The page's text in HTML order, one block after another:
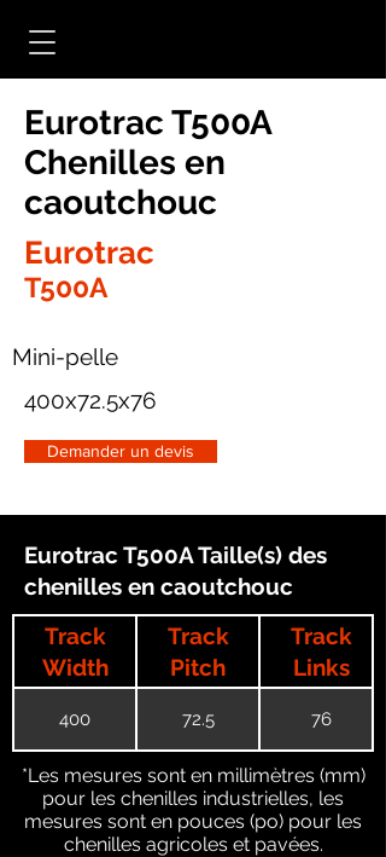
Eurotrac T500A
Chenilles en
caoutchouc
Eurotrac
T500A
Mini-pelle
400x72.5x76
Demander un devis
Eurotrac T500A Taille(s) des
chenilles en caoutchouc
Track
Width
Track
Pitch
Track
Links
400 72.5 76
*Les mesures sont en millimètres (mm)
pour les chenilles industrielles, les
mesures sont en pouces (po) pour les
chenilles agricoles et pavées.